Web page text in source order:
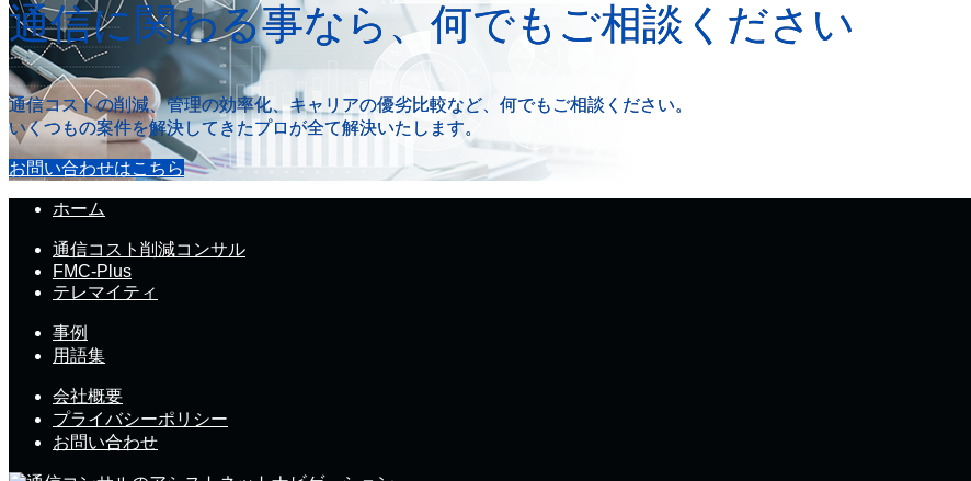
通信に関わる事なら、何でもご相談ください
通信コストの削減、管理の効率化、キャリアの優劣比較など、何でもご相談ください。
いくつもの案件を解決してきたプロが全て解決いたします。
お問い合わせはこちら
ホーム
通信コスト削減コンサル
FMC-Plus
テレマイティ
事例
用語集
会社概要
プライバシーポリシー
お問い合わせ